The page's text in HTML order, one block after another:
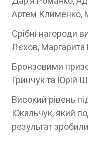
Артем Клименко,
Срібні нагороди
Лєхов, Маргарита
Бронзовими
Гринчук та Юрій
Високий рівень
Юкальчук, який
результат